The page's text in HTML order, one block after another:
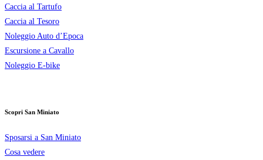
Caccia al Tartufo
Caccia al Tesoro
Noleggio Auto d’Epoca
Escursione a Cavallo
Noleggio E-bike
Scopri San Miniato
Sposarsi a San Miniato
Cosa vedere